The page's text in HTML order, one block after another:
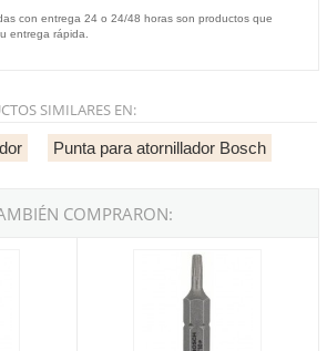
con entrega 24 o 24/48 horas son productos que
entrega rápida.
SIMILARES EN:
Punta para atornillador Bosch
COMPRARON:
dura PZ1 Bosch - 25mm
Punta de atornillar extra dura